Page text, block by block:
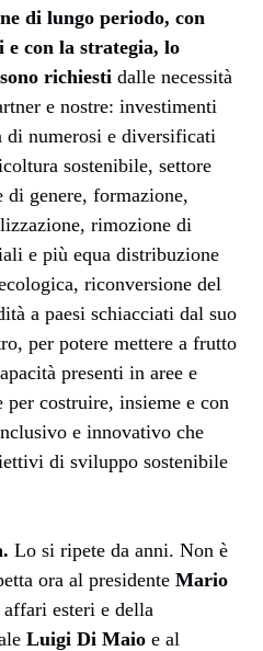
di lungo periodo, con
e con la strategia, lo
richiesti dalle necessità
e nostre: investimenti
di numerosi e diversificati
sostenibile, settore
genere, formazione,
rimozione di
e più equa distribuzione
riconversione del
a paesi schiacciati dal suo
per potere mettere a frutto
presenti in aree e
per costruire, insieme e con
e innovativo che
di sviluppo sostenibile
Lo si ripete da anni. Non è
ora al presidente Mario
esteri e della
Luigi Di Maio e al